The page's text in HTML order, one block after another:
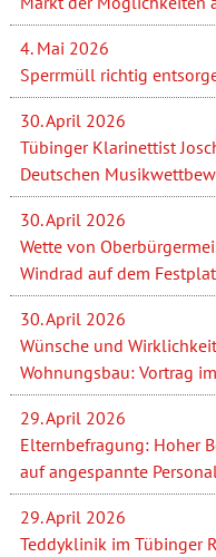
4. Mai 2026
Sperrmüll richtig
30. April 2026
Tübinger Klarinettist
Deutschen
30. April 2026
Wette von
Windrad auf dem
30. April 2026
Wünsche und
Wohnungsbau: Vortrag
29. April 2026
Elternbefragung: Hoher
auf angespannte
29. April 2026
Teddyklinik im Tübinger